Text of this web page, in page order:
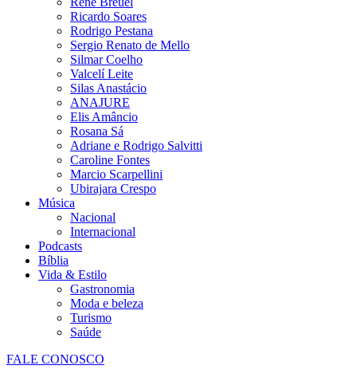
Ricardo Soares
Rodrigo Pestana
Sergio Renato de Mello
Silmar Coelho
Valcelí Leite
Silas Anastácio
ANAJURE
Elis Amâncio
Rosana Sá
Adriane e Rodrigo Salvitti
Caroline Fontes
Marcio Scarpellini
Ubirajara Crespo
Música
Nacional
Internacional
Podcasts
Bíblia
Vida & Estilo
Gastronomia
Moda e beleza
Turismo
Saúde
FALE CONOSCO